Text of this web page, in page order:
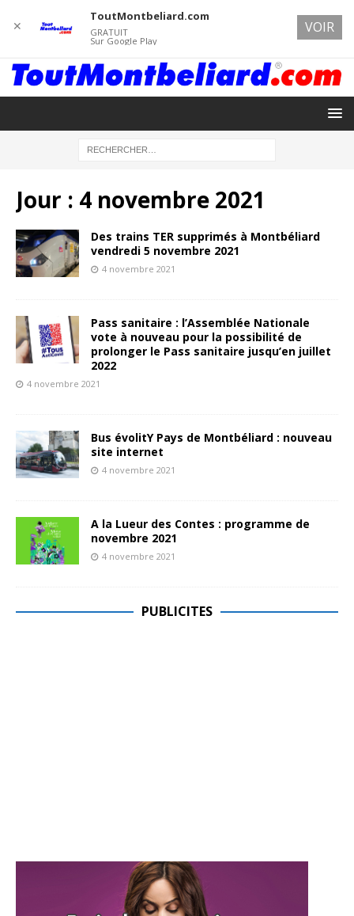
Jour : 4 novembre 2021
Des trains TER supprimés à Montbéliard
vendredi 5 novembre 2021
4 novembre 2021
Pass sanitaire : l’Assemblée Nationale
vote à nouveau pour la possibilité de
prolonger le Pass sanitaire jusqu’en juillet
2022
4 novembre 2021
Bus évolitY Pays de Montbéliard : nouveau
site internet
4 novembre 2021
A la Lueur des Contes : programme de
novembre 2021
4 novembre 2021
PUBLICITES
✕
ToutMontbeliard.com
GRATUIT
Sur Google Play
VOIR